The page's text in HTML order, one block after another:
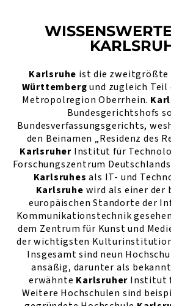
Karlsruhe ist die zweitgrößte
Württembergund zugleich
Metropolregion Oberrhein.
Bundesgerichtshofs
Bundesverfassungsgerichts,
den Beinamen „Residenz des
KarlsruherInstitut für
Forschungszentrum
Karlsruhes als IT- und
Karlsruhe wird als einer der
europäischen Standorte der
Kommunikationstechnik
dem Zentrum für Kunst und
der wichtigsten
Insgesamt sind neun
ansäßig, darunter als
erwähnte Karlsruher Institut
Weitere Hochschulen sind